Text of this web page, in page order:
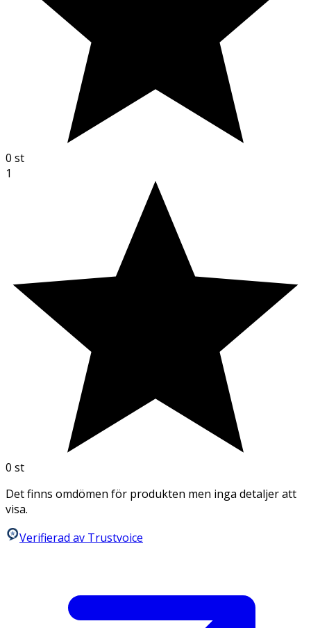
0 st
1
0 st
Det finns omdömen för produkten men inga detaljer att
visa.
Verifierad av Trustvoice